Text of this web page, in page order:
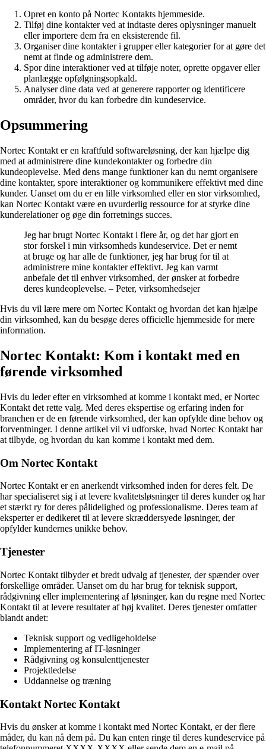
Opret en konto på Nortec Kontakts hjemmeside.
Tilføj dine kontakter ved at indtaste deres oplysninger manuelt
eller importere dem fra en eksisterende fil.
Organiser dine kontakter i grupper eller kategorier for at gøre det
nemt at finde og administrere dem.
Spor dine interaktioner ved at tilføje noter, oprette opgaver eller
planlægge opfølgningsopkald.
Analyser dine data ved at generere rapporter og identificere
områder, hvor du kan forbedre din kundeservice.
Opsummering
Nortec Kontakt er en kraftfuld softwareløsning, der kan hjælpe dig
med at administrere dine kundekontakter og forbedre din
kundeoplevelse. Med dens mange funktioner kan du nemt organisere
dine kontakter, spore interaktioner og kommunikere effektivt med dine
kunder. Uanset om du er en lille virksomhed eller en stor virksomhed,
kan Nortec Kontakt være en uvurderlig ressource for at styrke dine
kunderelationer og øge din forretnings succes.
Jeg har brugt Nortec Kontakt i flere år, og det har gjort en
stor forskel i min virksomheds kundeservice. Det er nemt
at bruge og har alle de funktioner, jeg har brug for til at
administrere mine kontakter effektivt. Jeg kan varmt
anbefale det til enhver virksomhed, der ønsker at forbedre
deres kundeoplevelse. – Peter, virksomhedsejer
Hvis du vil lære mere om Nortec Kontakt og hvordan det kan hjælpe
din virksomhed, kan du besøge deres officielle hjemmeside for mere
information.
Nortec Kontakt: Kom i kontakt med en
førende virksomhed
Hvis du leder efter en virksomhed at komme i kontakt med, er Nortec
Kontakt det rette valg. Med deres ekspertise og erfaring inden for
branchen er de en førende virksomhed, der kan opfylde dine behov og
forventninger. I denne artikel vil vi udforske, hvad Nortec Kontakt har
at tilbyde, og hvordan du kan komme i kontakt med dem.
Om Nortec Kontakt
Nortec Kontakt er en anerkendt virksomhed inden for deres felt. De
har specialiseret sig i at levere kvalitetsløsninger til deres kunder og har
et stærkt ry for deres pålidelighed og professionalisme. Deres team af
eksperter er dedikeret til at levere skræddersyede løsninger, der
opfylder kundernes unikke behov.
Tjenester
Nortec Kontakt tilbyder et bredt udvalg af tjenester, der spænder over
forskellige områder. Uanset om du har brug for teknisk support,
rådgivning eller implementering af løsninger, kan du regne med Nortec
Kontakt til at levere resultater af høj kvalitet. Deres tjenester omfatter
blandt andet:
Teknisk support og vedligeholdelse
Implementering af IT-løsninger
Rådgivning og konsulenttjenester
Projektledelse
Uddannelse og træning
Kontakt Nortec Kontakt
Hvis du ønsker at komme i kontakt med Nortec Kontakt, er der flere
måder, du kan nå dem på. Du kan enten ringe til deres kundeservice på